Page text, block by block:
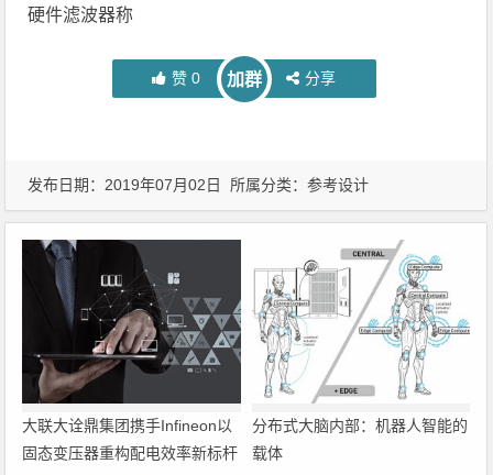
硬件滤波器称
赞 0 加群 分享
发布日期：2019年07月02日 所属分类：参考设计
大联大诠鼎集团携手Infineon以
固态变压器重构配电效率新标杆
分布式大脑内部：机器人智能的
载体